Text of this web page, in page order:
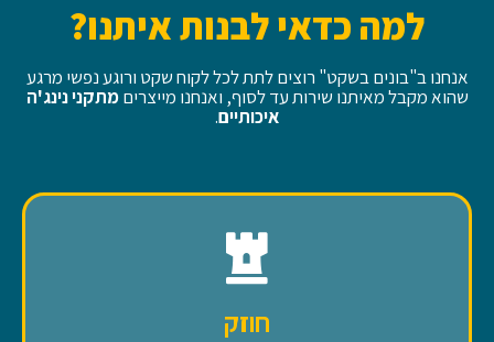
למה כדאי לבנות איתנו?
אנחנו ב"בונים בשקט" רוצים לתת לכל לקוח שקט ורוגע נפשי מרגע
שהוא מקבל מאיתנו שירות עד לסוף, ואנחנו מייצריםמתקני נינג'ה
איכותיים.
חוזק